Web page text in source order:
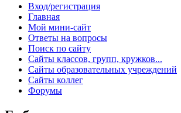
Вход/регистрация
Главная
Мой мини-сайт
Ответы на вопросы
Поиск по сайту
Сайты классов, групп, кружков...
Сайты образовательных учреждений
Сайты коллег
Форумы